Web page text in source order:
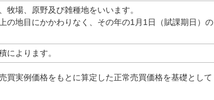
牧場、原野及び雑種地をいいます。
の地目にかかわりなく、その年の1月1日（賦課期日）の
によります。
買実例価格をもとに算定した正常売買価格を基礎として